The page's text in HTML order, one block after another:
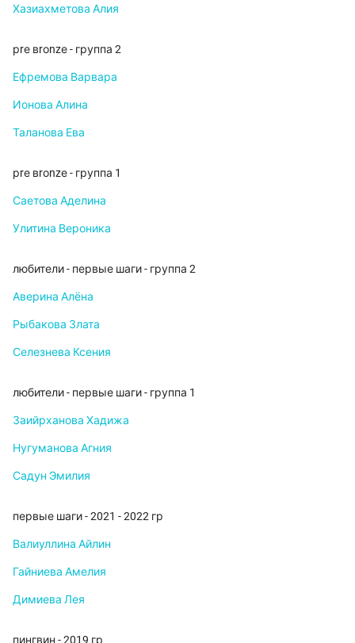
Хазиахметова Алия
рrе вrоnzе - группа 2
Ефремова Варвара
Ионова Алина
Таланова Ева
рrе вrоnzе - группа 1
Саетова Аделина
Улитина Вероника
любители - первые шаги - группа 2
Аверина Алёна
Рыбакова Злата
Селезнева Ксения
любители - первые шаги - группа 1
Заийрханова Хадижа
Нугуманова Агния
Садун Эмилия
первые шаги - 2021 - 2022 гр
Валиуллина Айлин
Гайниева Амелия
Димиева Лея
пингвин - 2019 гр